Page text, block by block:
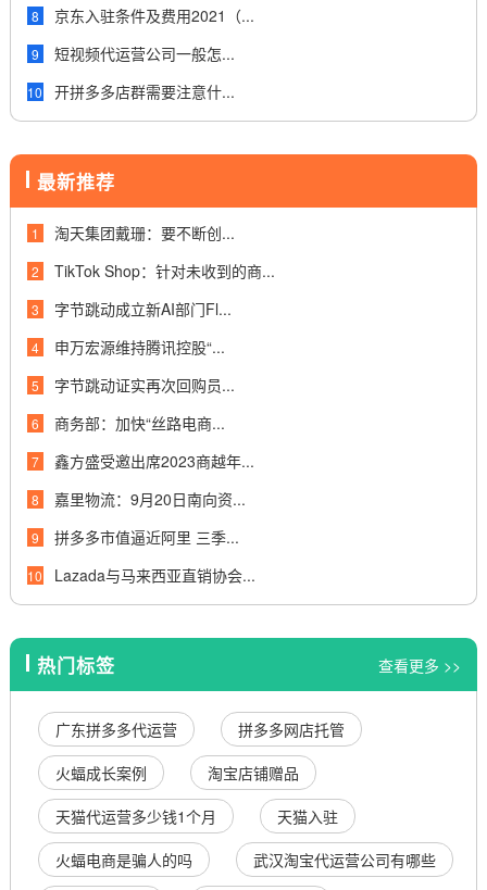
8 京东入驻条件及费用2021（...
9 短视频代运营公司一般怎...
10 开拼多多店群需要注意什...
最新推荐
1 淘天集团戴珊：要不断创...
2 TikTok Shop：针对未收到的商...
3 字节跳动成立新AI部门Fl...
4 申万宏源维持腾讯控股“...
5 字节跳动证实再次回购员...
6 商务部：加快“丝路电商...
7 鑫方盛受邀出席2023商越年...
8 嘉里物流：9月20日南向资...
9 拼多多市值逼近阿里 三季...
10 Lazada与马来西亚直销协会...
热门标签 查看更多 >>
广东拼多多代运营
拼多多网店托管
火蝠成长案例
淘宝店铺赠品
天猫代运营多少钱1个月
天猫入驻
火蝠电商是骗人的吗
武汉淘宝代运营公司有哪些